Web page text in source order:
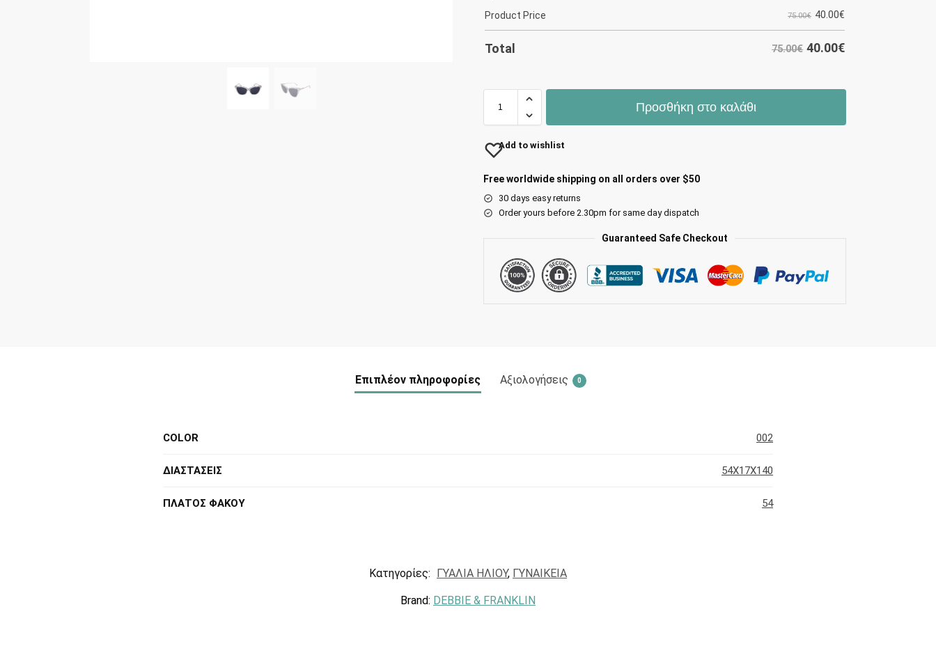
Product Price
75.00€ 40.00€
Total 75.00€ 40.00€
Προσθήκη στο καλάθι
Add to wishlist
Free worldwide shipping on all orders over $50
30 days easy returns
Order yours before 2.30pm for same day dispatch
Guaranteed Safe Checkout
Επιπλέον πληροφορίες Αξιολογήσεις 0
COLOR 002
ΔΙΑΣΤΑΣΕΙΣ 54X17X140
ΠΛΑΤΟΣ ΦΑΚΟΥ 54
Κατηγορίες: ΓΥΑΛΙΑ ΗΛΙΟΥ, ΓΥΝΑΙΚΕΙΑ
Brand: DEBBIE & FRANKLIN